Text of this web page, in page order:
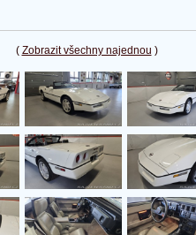
( Zobrazit všechny najednou )